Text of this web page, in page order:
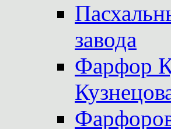
завода
Фарфор